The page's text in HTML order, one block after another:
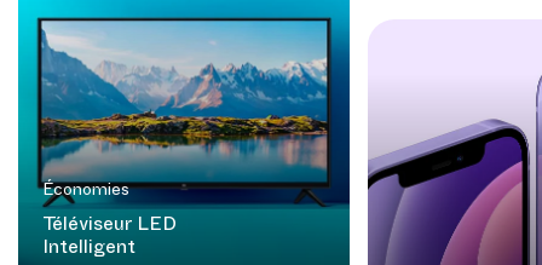
Économies
Téléviseur LED
Intelligent